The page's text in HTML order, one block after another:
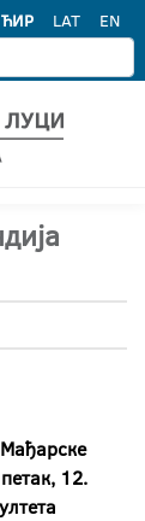
ЋИР LAT EN
12.